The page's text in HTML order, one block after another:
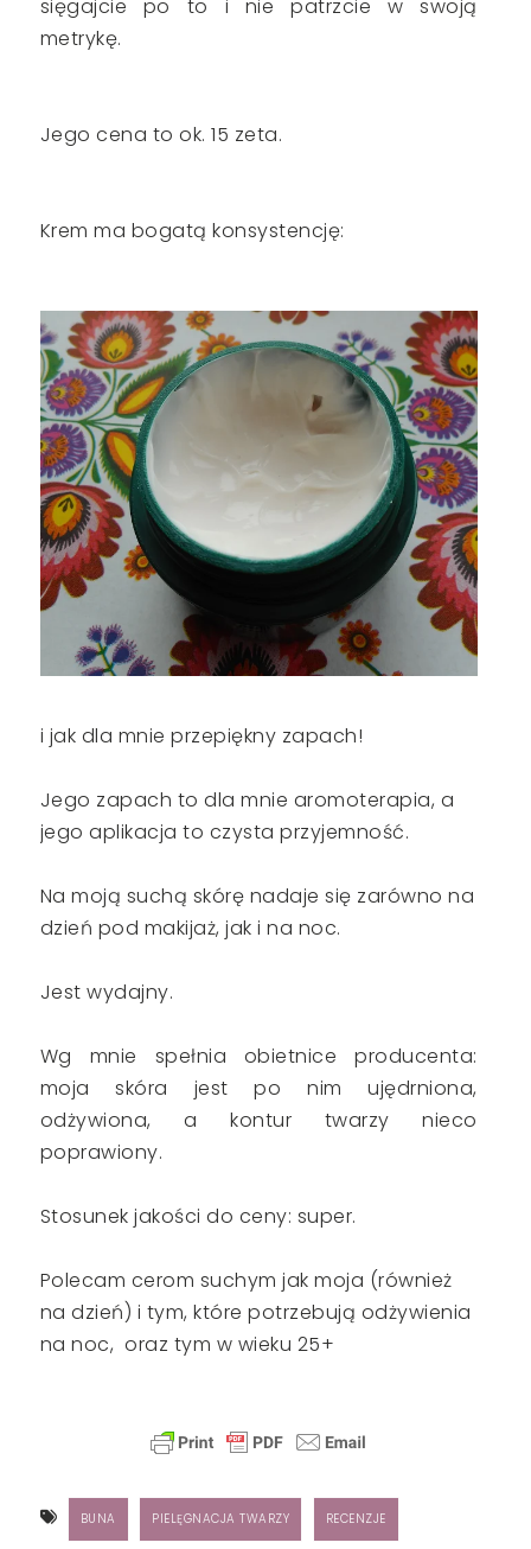
sięgajcie po to i nie patrzcie w swoją
metrykę.
Jego cena to ok. 15 zeta.
Krem ma bogatą konsystencję:
i jak dla mnie przepiękny zapach!
Jego zapach to dla mnie aromoterapia, a
jego aplikacja to czysta przyjemność.
Na moją suchą skórę nadaje się zarówno na
dzień pod makijaż, jak i na noc.
Jest wydajny.
Wg mnie spełnia obietnice producenta:
moja skóra jest po nim ujędrniona,
odżywiona, a kontur twarzy nieco
poprawiony.
Stosunek jakości do ceny: super.
Polecam cerom suchym jak moja (również
na dzień) i tym, które potrzebują odżywienia
na noc, oraz tym w wieku 25+
BUNA PIELĘGNACJA TWARZY RECENZJE